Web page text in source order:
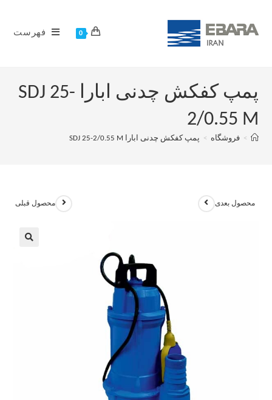
0 فهرست
پمپ کفکش چدنی ابارا SDJ 25-
2/0.55 M
> فروشگاه > پمپ کفکش چدنی ابارا SDJ 25-2/0.55 M
محصول قبلی محصول بعدی